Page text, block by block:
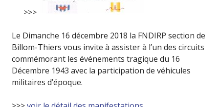
>>>
Le Dimanche 16 décembre 2018 la FNDIRP section de
Billom-Thiers vous invite à assister à l’un des circuits
commémorant les événements tragique du 16
Décembre 1943 avec la participation de véhicules
militaires d’époque.